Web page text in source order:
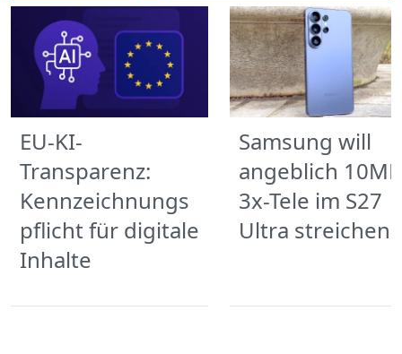
EU-KI-
Transparenz:
Kennzeichnungs
pflicht für digitale
Inhalte
Samsung will
angeblich 10MP
3x-Tele im S27
Ultra streichen